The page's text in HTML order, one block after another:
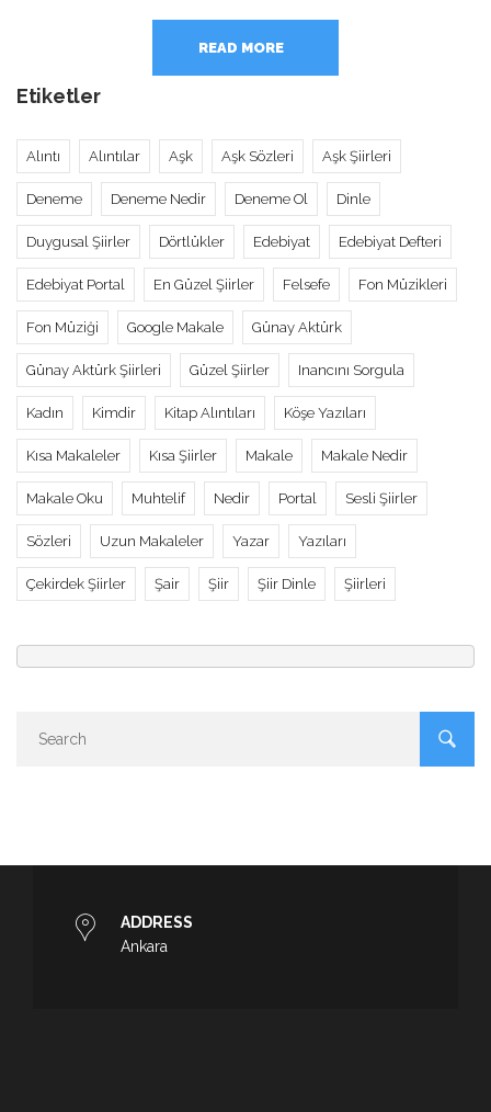
READ MORE
Etiketler
Alıntı Alıntılar Aşk Aşk Sözleri Aşk Şiirleri
Deneme Deneme Nedir Deneme Ol Dinle
Duygusal Şiirler Dörtlükler Edebiyat Edebiyat Defteri
Edebiyat Portal En Güzel Şiirler Felsefe Fon Müzikleri
Fon Müziği Google Makale Günay Aktürk
Günay Aktürk Şiirleri Güzel Şiirler Inancını Sorgula
Kadın Kimdir Kitap Alıntıları Köşe Yazıları
Kısa Makaleler Kısa Şiirler Makale Makale Nedir
Makale Oku Muhtelif Nedir Portal Sesli Şiirler
Sözleri Uzun Makaleler Yazar Yazıları
Çekirdek Şiirler Şair Şiir Şiir Dinle Şiirleri
ADDRESS
Ankara